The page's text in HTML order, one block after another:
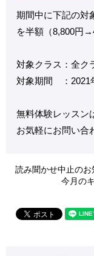
期間中に下記の対
を半額（8,800円
対象クラス：全ク
対象期間 ：2021
無料体験レッスン
お気軽にお問い合
読み聞かせ中止のお
今月の